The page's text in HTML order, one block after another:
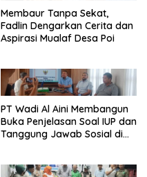
Membaur Tanpa Sekat,
Fadlin Dengarkan Cerita dan
Aspirasi Mualaf Desa Poi
PT Wadi Al Aini Membangun
Buka Penjelasan Soal IUP dan
Tanggung Jawab Sosial di